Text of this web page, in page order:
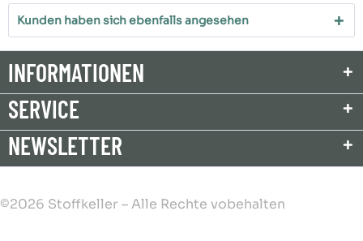
Kunden haben sich ebenfalls angesehen
INFORMATIONEN
SERVICE
NEWSLETTER
©2026 Stoffkeller – Alle Rechte vobehalten